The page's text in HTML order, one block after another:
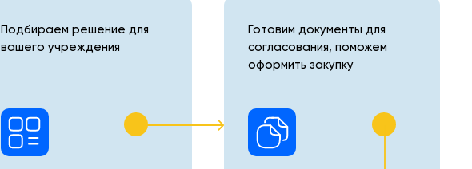
Подбираем решение для
вашего учреждения
Готовим документы для
согласования, поможем
оформить закупку